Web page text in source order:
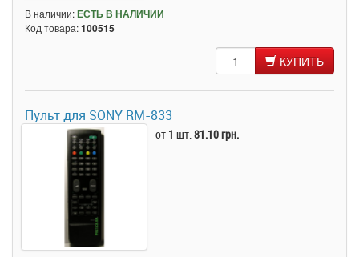
В наличии:ЕСТЬ В НАЛИЧИИ
Код товара:100515
КУПИТЬ
Пульт для SONY RM-833
от 1 шт.81.10 грн.